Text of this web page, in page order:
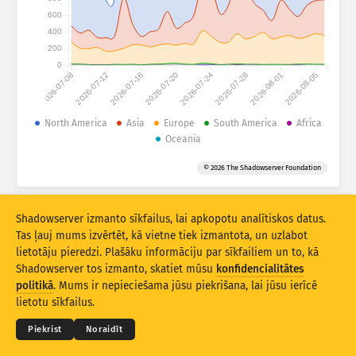
Uzbrukumu statistika: Ierīces
Palīdzība
Valstis
Datu kopa
Robežvērtība
Pārklāta
Atjaunināt Atiestatīt
Lejupielādēt kā PNG
2026-07-082026-07-122026-07-162026-07-202026-07-242026-07-282026-08-012026-08-05
0
200
400
600
North America Asia Europe South America
Africa
Oceania
© 2026 The Shadowserver Foundation
© 2026THE SHADOWSERVER FOUNDATION
Konfidencialitāte un noteikumi
Kontakti
Izstrādātāji
Shadowserver izmanto sīkfailus, lai apkopotu analītiskos datus.
Tas ļauj mums izvērtēt, kā vietne tiek izmantota, un uzlabot
lietotāju pieredzi. Plašāku informāciju par sīkfailiem un to, kā
Shadowserver tos izmanto, skatiet mūsu konfidencialitātes
politikā. Mums ir nepieciešama jūsu piekrišana, lai jūsu ierīcē
lietotu sīkfailus.
Piekrist Noraidīt